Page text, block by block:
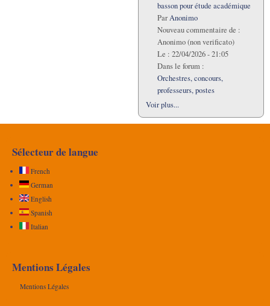
basson pour étude académique
ParAnonimo
Nouveau commentaire de :
Anonimo (non verificato)
Le : 22/04/2026 - 21:05
Dans le forum :
Orchestres, concours,
professeurs, postes
Voir plus...
Sélecteur de langue
French
German
English
Spanish
Italian
Mentions Légales
Mentions Légales